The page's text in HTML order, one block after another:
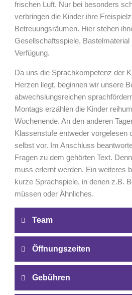
frischen Luft. Nur bei besonders
verbringen die Kinder ihre
Betreuungsräumen. Hier stehen
Gesellschaftsspiele, Bastelmaterial
Verfügung.
Da uns die Sprachkompetenz der
Herzen liegt, beginnen wir unsere
abwechslungsreichen
Montags erzählen die Kinder
Wochenende. An den anderen
Klassenstufe entweder vorgelesen
selbst vor. Im Anschluss
Fragen zu dem gehörten Text.
muss erlernt werden. Ein weiteres
kurze Sprachspiele, in denen z.B.
müssen oder Ähnliches.
Team
Öffnungszeiten
Gebühren